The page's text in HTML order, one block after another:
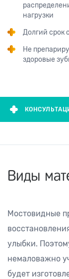
нагрузки
Долгий срок
Не
здоровые
Виды
Мостовидные
улыбки.
немаловажно
будет